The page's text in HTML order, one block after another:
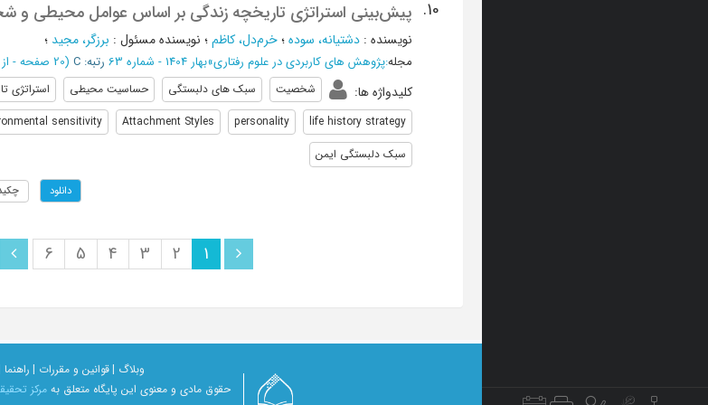
10. پیش‌بینی استراتژی تاریخچه زندگی بر اساس عوامل محیطی و
نویسنده : دشتیانه، سوده؛خرم‌دل، کاظم؛ نویسنده مسئول : برزگر، مجید ؛
مجله:پژوهش های کاربردی در علوم رفتاری»بهار 1404 - شماره 63 رتبه: C (‎20 صفحه - از 58 تا 77
کلیدواژه ها: شخصیت سبک های دلبستگی حساسیت محیطی
استراتژی
life history strategy
personality
Attachment Styles
sensitivity
سبک دلبستگی ایمن
دانلود
1
2
3
4
5
6
وبلاگ |قوانین و مقررات |
حقوق مادی و معنوی اين پايگاه متعلق بهمرکز